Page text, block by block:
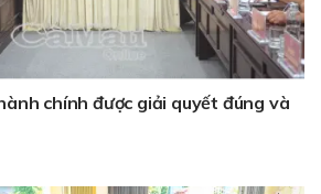
chính được giải quyết đúng và